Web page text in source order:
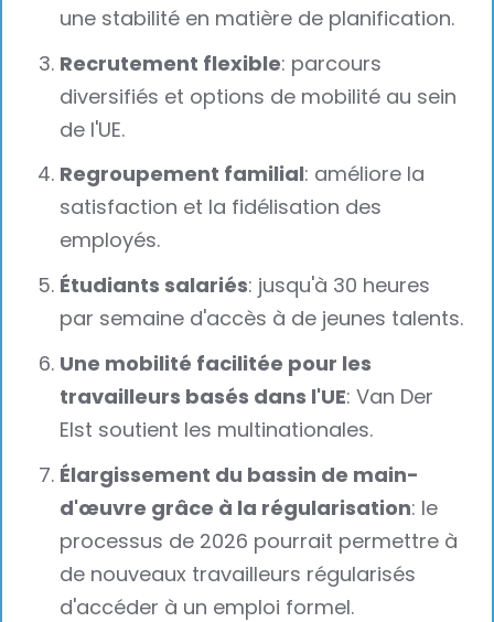
une stabilité en matière de planification.
Recrutement flexible: parcours
diversifiés et options de mobilité au sein
de l'UE.
Regroupement familial: améliore la
satisfaction et la fidélisation des
employés.
Étudiants salariés: jusqu'à 30 heures
par semaine d'accès à de jeunes talents.
Une mobilité facilitée pour les
travailleurs basés dans l'UE: Van Der
Elst soutient les multinationales.
Élargissement du bassin de main-
d'œuvre grâce à la régularisation: le
processus de 2026 pourrait permettre à
de nouveaux travailleurs régularisés
d'accéder à un emploi formel.